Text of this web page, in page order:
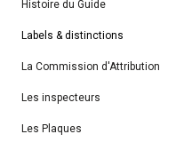
Histoire du Guide
Labels & distinctions
La Commission d'Attribution
Les inspecteurs
Les Plaques